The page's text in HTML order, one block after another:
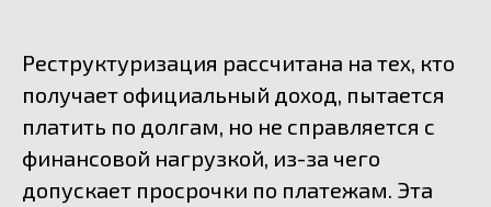
Реструктуризация рассчитана на тех, кто
получает официальный доход, пытается
платить по долгам, но не справляется с
финансовой нагрузкой, из-за чего
допускает просрочки по платежам. Эта